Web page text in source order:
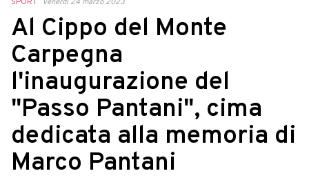
Al Cippo del Monte
Carpegna
l'inaugurazione del
"Passo Pantani", cima
dedicata alla memoria di
Marco Pantani